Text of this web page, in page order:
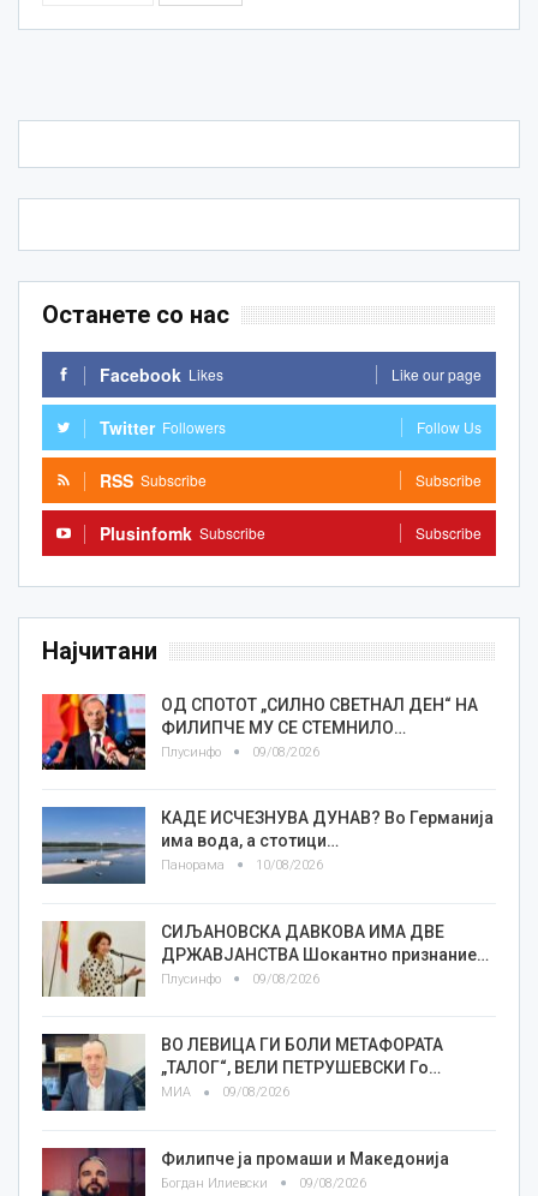
Останете со нас
Facebook Likes Like our page
Twitter Followers Follow Us
RSS Subscribe Subscribe
Plusinfomk Subscribe Subscribe
Најчитани
ОД СПОТОТ „СИЛНО СВЕТНАЛ ДЕН“ НА
ФИЛИПЧЕ МУ СЕ СТЕМНИЛО…
Плусинфо 09/08/2026
КАДЕ ИСЧЕЗНУВА ДУНАВ? Во Германија
има вода, а стотици…
Панорама 10/08/2026
СИЉАНОВСКА ДАВКОВА ИМА ДВЕ
ДРЖАВЈАНСТВА Шокантно признание…
Плусинфо 09/08/2026
ВО ЛЕВИЦА ГИ БОЛИ МЕТАФОРАТА
„ТАЛОГ“, ВЕЛИ ПЕТРУШЕВСКИ Го…
МИА 09/08/2026
Филипче ја промаши и Македонија
Богдан Илиевски 09/08/2026